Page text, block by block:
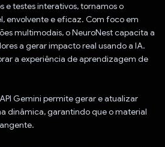
e testes interativos, tornamos o
envolvente e eficaz. Com foco em
multimodais, o NeuroNest capacita a
a gerar impacto real usando a IA.
a experiência de aprendizagem de
Gemini permite gerar e atualizar
dinâmica, garantindo que o material